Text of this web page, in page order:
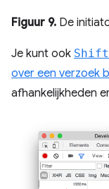
Figuur 9. De
Je kunt ook Shift
over een verzoek
afhankelijkheden